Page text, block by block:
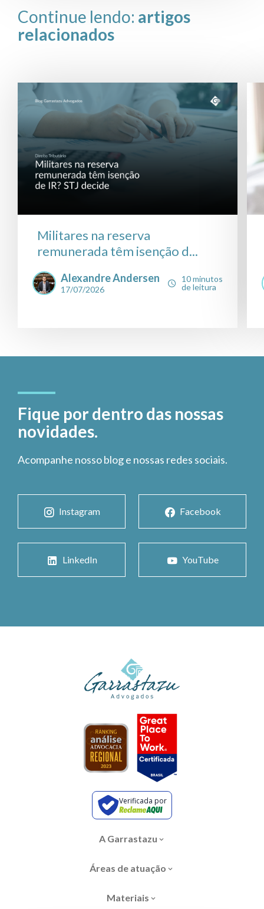
Continue lendo: artigos
relacionados
Militares na reserva
remunerada têm isenção d...
Alexandre Andersen
17/07/2026
10 minutos
de leitura
Fique por dentro das nossas
novidades.
Acompanhe nosso blog e nossas redes sociais.
Instagram Facebook
LinkedIn YouTube
Verificada por
A Garrastazu
Áreas de atuação
Materiais